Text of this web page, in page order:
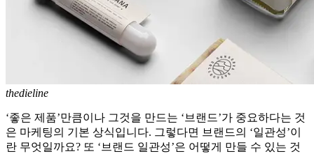
thedieline
‘좋은 제품’만큼이나 그것을 만드는 ‘브랜드’가 중요하다는 것
은 마케팅의 기본 상식입니다. 그렇다면 브랜드의 ‘일관성’이
란 무엇일까요? 또 ‘브랜드 일관성’은 어떻게 만들 수 있는 것